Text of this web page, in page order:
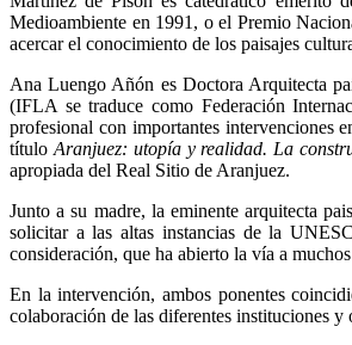
Medioambiente en 1991, o el Premio
acercar el conocimiento de los paisajes
Ana Luengo Añón es Doctora Arquitecta
(IFLA se traduce como Federación
profesional con importantes intervenciones
título Aranjuez: utopía y realidad. La
apropiada del Real Sitio de Aranjuez.
Junto a su madre, la eminente arquitecta
solicitar a las altas instancias de la
consideración, que ha abierto la vía a
En la intervención, ambos ponentes
colaboración de las diferentes instituciones y